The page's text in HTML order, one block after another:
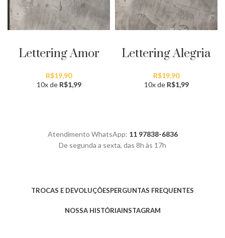
Lettering Amor
R$19,90
10x de R$1,99
Lettering Alegria
R$19,90
10x de R$1,99
Atendimento WhatsApp: 11 97838-6836
De segunda a sexta, das 8h às 17h
TROCAS E DEVOLUÇÕESPERGUNTAS FREQUENTES
NOSSA HISTÓRIAINSTAGRAM